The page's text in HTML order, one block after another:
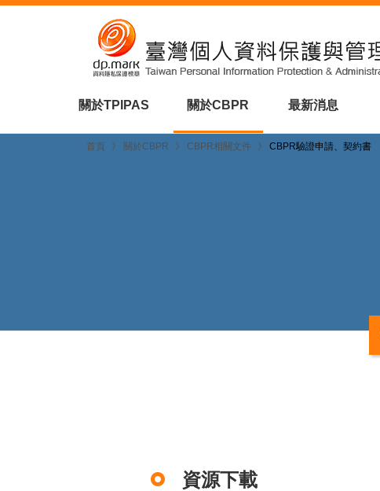
關於TPIPAS 關於CBPR 最新消息
首頁 》 關於CBPR 》 CBPR相關文件 》 CBPR驗證申請、契約書
資源下載